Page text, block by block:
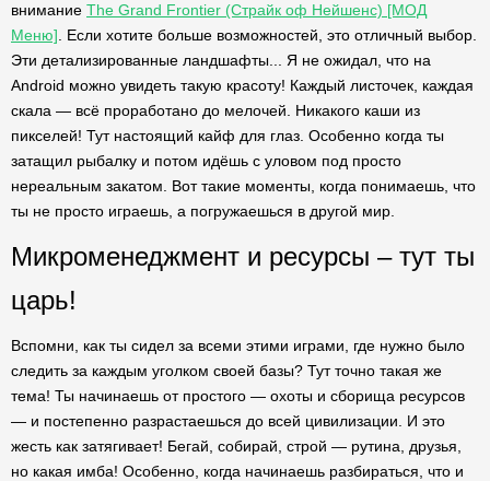
внимание The Grand Frontier (Страйк оф Нейшенс) [МОД
Меню] . Если хотите больше возможностей, это отличный выбор.
Эти детализированные ландшафты... Я не ожидал, что на
Android можно увидеть такую красоту! Каждый листочек, каждая
скала — всё проработано до мелочей. Никакого каши из
пикселей! Тут настоящий кайф для глаз. Особенно когда ты
затащил рыбалку и потом идёшь с уловом под просто
нереальным закатом. Вот такие моменты, когда понимаешь, что
ты не просто играешь, а погружаешься в другой мир.
Микроменеджмент и ресурсы – тут ты
царь!
Вспомни, как ты сидел за всеми этими играми, где нужно было
следить за каждым уголком своей базы? Тут точно такая же
тема! Ты начинаешь от простого — охоты и сборища ресурсов
— и постепенно разрастаешься до всей цивилизации. И это
жесть как затягивает! Бегай, собирай, строй — рутина, друзья,
но какая имба! Особенно, когда начинаешь разбираться, что и